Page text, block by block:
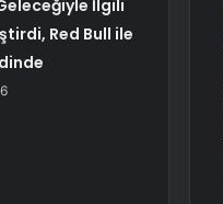
İlgili
Red Bull ile